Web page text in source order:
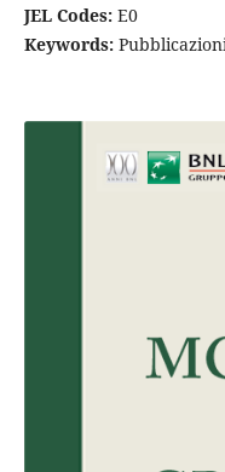
JEL Codes: E0
Keywords: